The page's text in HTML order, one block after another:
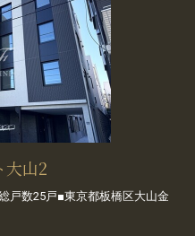
大山2
戸数25戸■東京都板橋区大山金